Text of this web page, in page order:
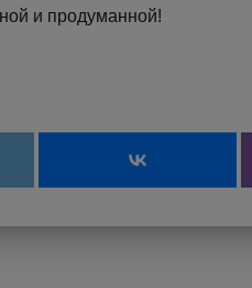
и продуманной!